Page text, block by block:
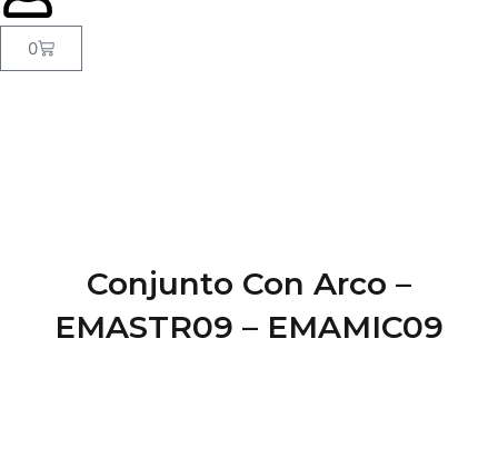
0
Carrito
Conjunto Con Arco –
EMASTR09 – EMAMIC09